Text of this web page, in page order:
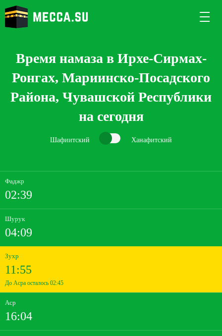
Время намаза в Ирхе-Сирмах-
Ронгах, Мариинско-Посадского
Района, Чувашской Республики
на сегодня
Шафиитский Ханафитский
Фаджр
02:39
Шурук
04:09
Зухр
11:55
До Асра осталось 02:45
Аср
16:04